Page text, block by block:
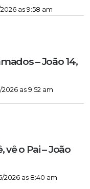
2026 as 9:58 am
– João 14,
2026 as 9:52 am
vê o Pai – João
2026 as 8:40 am